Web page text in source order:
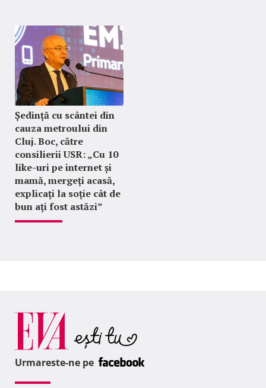
Ședință cu scântei din
cauza metroului din
Cluj. Boc, către
consilierii USR: „Cu 10
like-uri pe internet și
mamă, mergeți acasă,
explicați la soție cât de
bun ați fost astăzi”
Urmareste-ne pe